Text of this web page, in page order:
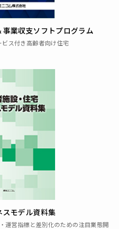
業収支ソフトプログラム
ス付き高齢者向け住宅
スモデル資料集
運営指標と差別化のための注目業態開